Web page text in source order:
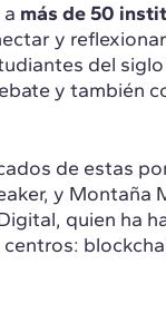
más de 50
y
del
y también
de estas
y Montaña
quien ha